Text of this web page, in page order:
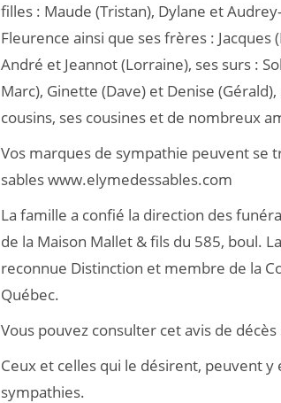
filles : Maude (Tristan), Dylane et
Fleurence ainsi que ses frères : Jacques
André et Jeannot (Lorraine), ses surs :
Marc), Ginette (Dave) et Denise
cousins, ses cousines et de nombreux
Vos marques de sympathie peuvent se
sables www.elymedessables.com
La famille a confié la direction des
de la Maison Mallet & fils du 585, boul.
reconnue Distinction et membre de la
Québec.
Vous pouvez consulter cet avis de
Ceux et celles qui le désirent, peuvent y
sympathies.